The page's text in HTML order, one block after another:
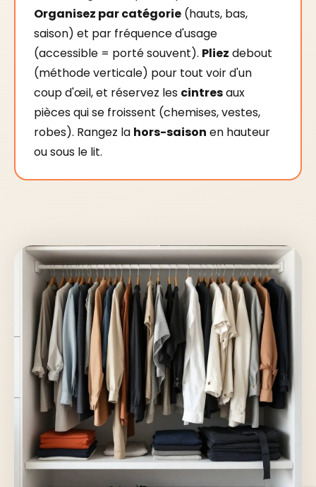
Organisez par catégorie (hauts, bas,
saison) et par fréquence d'usage
(accessible = porté souvent). Pliez debout
(méthode verticale) pour tout voir d'un
coup d'œil, et réservez les cintresaux
pièces qui se froissent (chemises, vestes,
robes). Rangez la hors-saison en hauteur
ou sous le lit.